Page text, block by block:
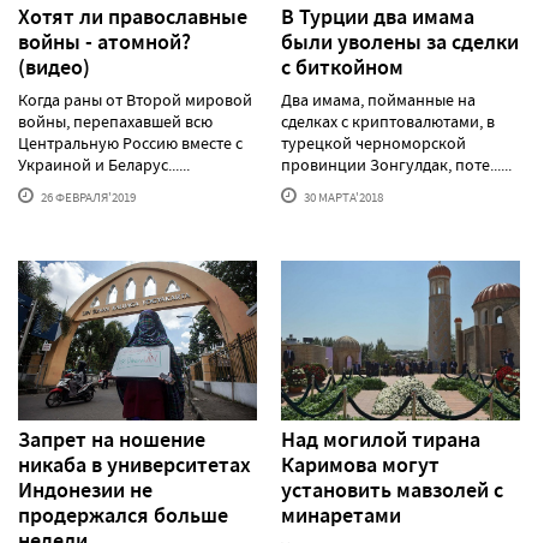
Хотят ли православные
войны - атомной?
(видео)
Когда раны от Второй мировой
войны, перепахавшей всю
Центральную Россию вместе с
Украиной и Беларус......
26 ФЕВРАЛЯ'2019
В Турции два имама
были уволены за сделки
с биткойном
Два имама, пойманные на
сделках с криптовалютами, в
турецкой черноморской
провинции Зонгулдак, поте......
30 МАРТА'2018
Запрет на ношение
никаба в университетах
Индонезии не
продержался больше
Над могилой тирана
Каримова могут
установить мавзолей с
минаретами